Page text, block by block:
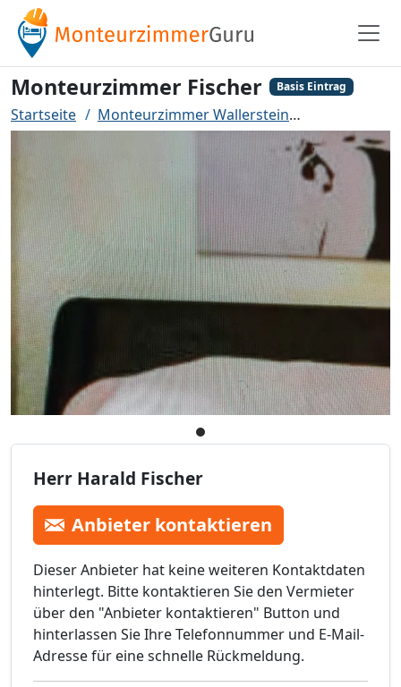
Monteurzimmer Fischer Basis Eintrag
Startseite Monteurzimmer Wallerstein
Herr Harald Fischer
Anbieter kontaktieren
Dieser Anbieter hat keine weiteren Kontaktdaten
hinterlegt. Bitte kontaktieren Sie den Vermieter
über den "Anbieter kontaktieren" Button und
hinterlassen Sie Ihre Telefonnummer und E-Mail-
Adresse für eine schnelle Rückmeldung.